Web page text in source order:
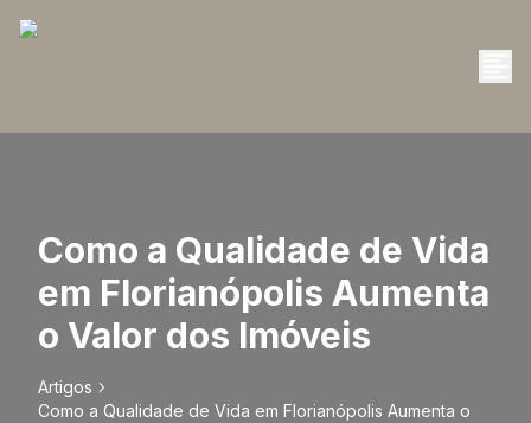
Como a Qualidade de Vida
em Florianópolis Aumenta
o Valor dos Imóveis
Artigos
Como a Qualidade de Vida em Florianópolis Aumenta o